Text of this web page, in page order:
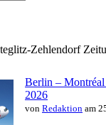
Zehlendorf
Berlin –
2026
von Redaktion am